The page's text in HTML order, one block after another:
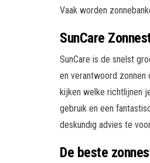
Vaak worden
SunCare
SunCare is de snelst
en verantwoord zonnen
kijken welke richtlijnen
gebruik en een
deskundig advies te
De beste